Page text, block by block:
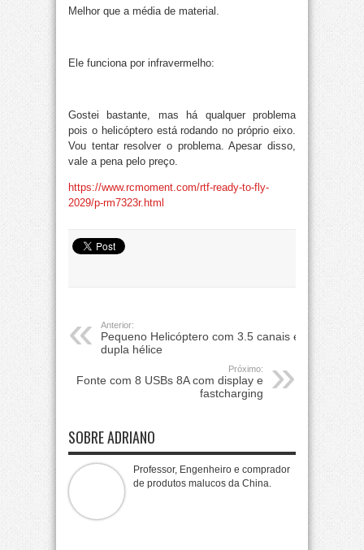
Melhor que a média de material.
Ele funciona por infravermelho:
Gostei bastante, mas há qualquer problema
pois o helicóptero está rodando no próprio eixo.
Vou tentar resolver o problema. Apesar disso,
vale a pena pelo preço.
https://www.rcmoment.com/rtf-ready-to-fly-
2029/p-rm7323r.html
Anterior:
Pequeno Helicóptero com 3.5 canais e
dupla hélice
Próximo:
Fonte com 8 USBs 8A com display e
fastcharging
SOBRE ADRIANO
Professor, Engenheiro e comprador
de produtos malucos da China.